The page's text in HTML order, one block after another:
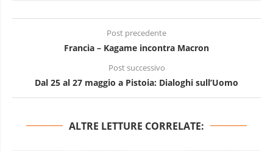
Post precedente
Francia – Kagame incontra Macron
Post successivo
Dal 25 al 27 maggio a Pistoia: Dialoghi sull’Uomo
ALTRE LETTURE CORRELATE: